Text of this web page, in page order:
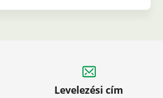
Levelezési cím